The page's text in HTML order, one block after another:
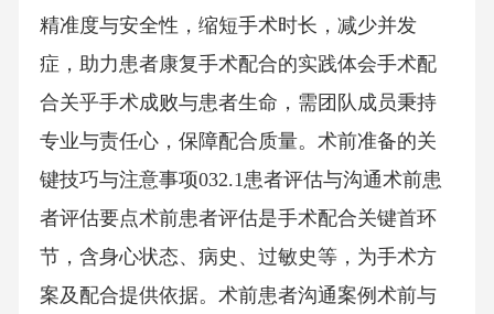
精准度与安全性，缩短手术时长，减少并发
症，助力患者康复手术配合的实践体会手术配
合关乎手术成败与患者生命，需团队成员秉持
专业与责任心，保障配合质量。术前准备的关
键技巧与注意事项032.1患者评估与沟通术前患
者评估要点术前患者评估是手术配合关键首环
节，含身心状态、病史、过敏史等，为手术方
案及配合提供依据。术前患者沟通案例术前与